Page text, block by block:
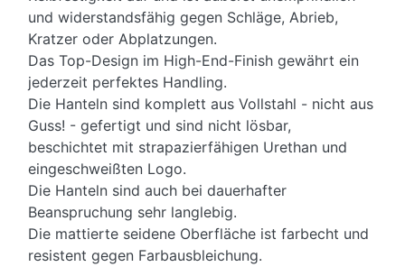
und widerstandsfähig gegen Schläge, Abrieb,
Kratzer oder Abplatzungen.
Das Top-Design im High-End-Finish gewährt ein
jederzeit perfektes Handling.
Die Hanteln sind komplett aus Vollstahl - nicht aus
Guss! - gefertigt und sind nicht lösbar,
beschichtet mit strapazierfähigen Urethan und
eingeschweißten Logo.
Die Hanteln sind auch bei dauerhafter
Beanspruchung sehr langlebig.
Die mattierte seidene Oberfläche ist farbecht und
resistent gegen Farbausbleichung.